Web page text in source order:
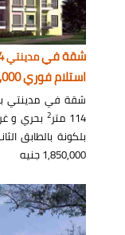
شقة فيمدينتي114 م
استلام فوري 1,850,000 ج
شقة في مدينتي
114 متر
2
بلكونة بالطابق
1,850,000 جنيه